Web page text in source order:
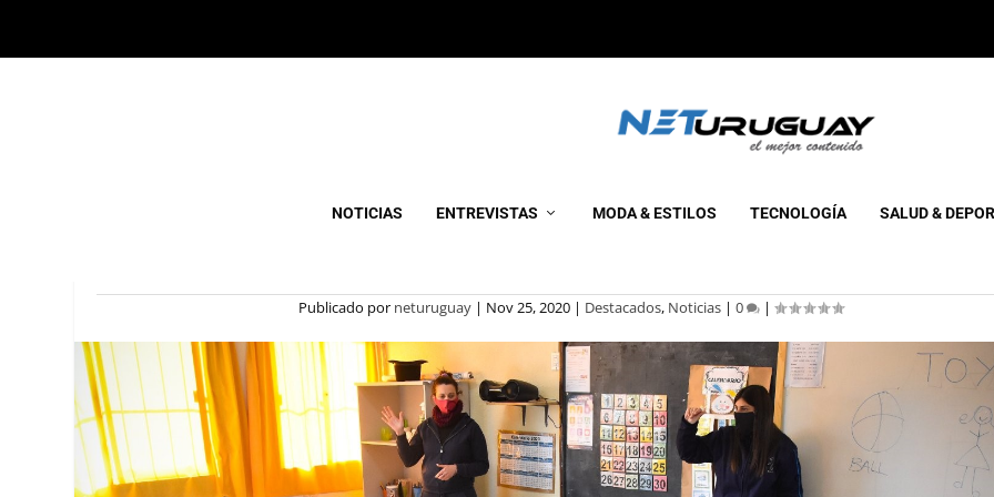
NOTICIAS ENTREVISTAS MODA & ESTILOS TECNOLOGÍA SALUD &
COMENZÓ CAMPAÑA SOLIDARIA DE DEVOTO PARA
Publicado por neturuguay | Nov 25, 2020 | Destacados, Noticias |0 |